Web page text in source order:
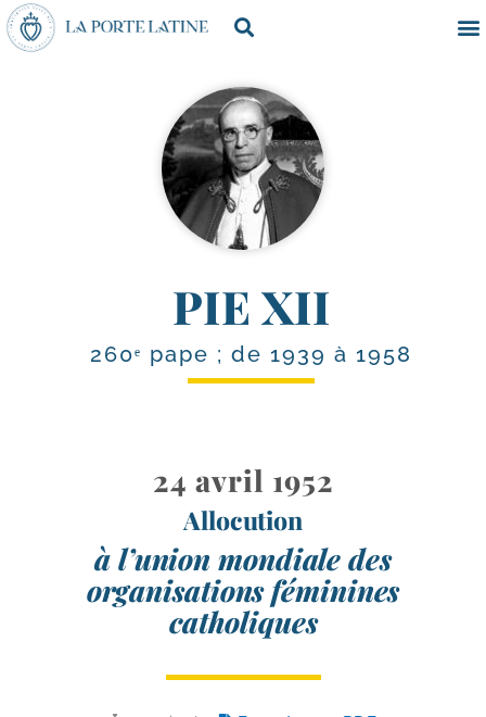
PIE XII
260ᵉ pape ; de 1939 à 1958
24 avril 1952
Allocution
à l’union mondiale des
organisations féminines
catholiques